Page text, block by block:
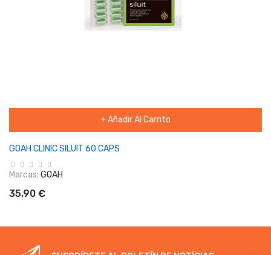
+ Añadir Al Carrito
GOAH CLINIC SILUIT 60 CAPS
Marcas: GOAH
35,90 €